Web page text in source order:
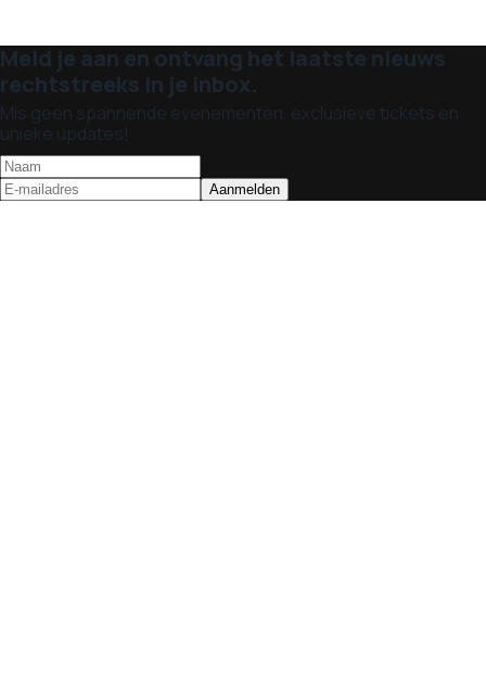
Meld je aan en ontvang het laatste nieuws
rechtstreeks in je inbox.
Mis geen spannende evenementen, exclusieve tickets en
unieke updates!